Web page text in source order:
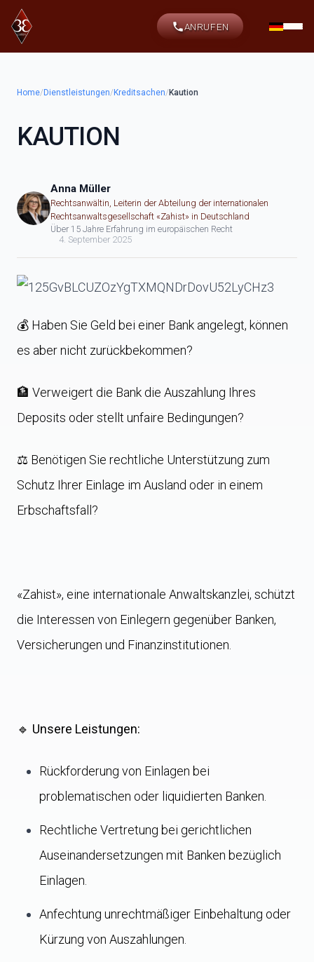
ANRUFEN
Home/ Dienstleistungen/ Kreditsachen/ Kaution
KAUTION
Anna Müller
Rechtsanwältin, Leiterin der Abteilung der internationalen
Rechtsanwaltsgesellschaft «Zahist» in Deutschland
Über 15 Jahre Erfahrung im europäischen Recht
4. September 2025
💰 Haben Sie Geld bei einer Bank angelegt, können
es aber nicht zurückbekommen?
🏦 Verweigert die Bank die Auszahlung Ihres
Deposits oder stellt unfaire Bedingungen?
⚖️ Benötigen Sie rechtliche Unterstützung zum
Schutz Ihrer Einlage im Ausland oder in einem
Erbschaftsfall?
«Zahist», eine internationale Anwaltskanzlei, schützt
die Interessen von Einlegern gegenüber Banken,
Versicherungen und Finanzinstitutionen.
🔹 Unsere Leistungen:
Rückforderung von Einlagen bei
problematischen oder liquidierten Banken.
Rechtliche Vertretung bei gerichtlichen
Auseinandersetzungen mit Banken bezüglich
Einlagen.
Anfechtung unrechtmäßiger Einbehaltung oder
Kürzung von Auszahlungen.